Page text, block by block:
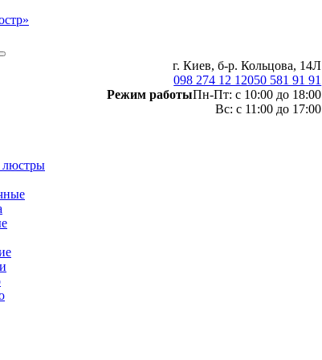
г. Киев, б-р. Кольцова, 14Л
098 274 12 12050 581 91 91
Режим работыПн-Пт: с 10:00 до 18:00
Вс: с 11:00 до 17:00
люстры